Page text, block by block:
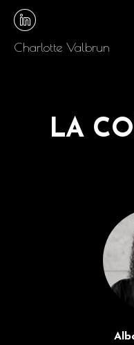
Charlotte Valbrun
LA